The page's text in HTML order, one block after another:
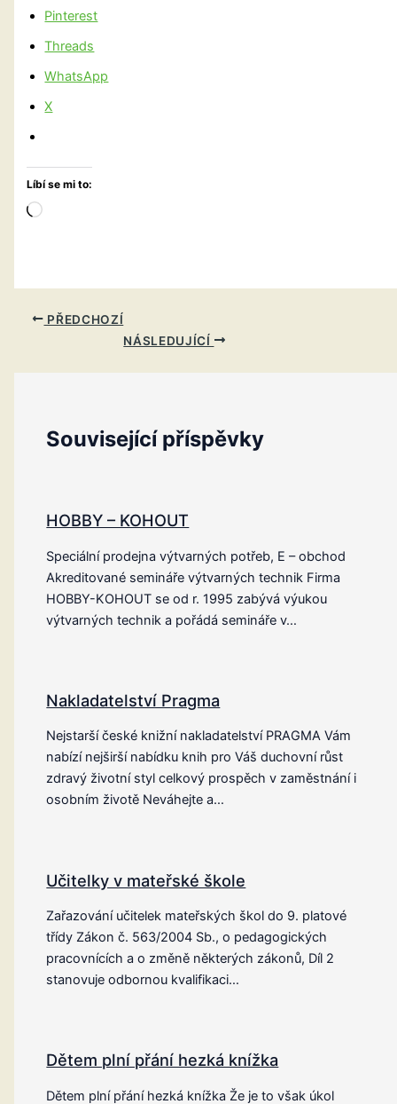
Pinterest
Threads
WhatsApp
X
Líbí se mi to:
Načítání…
PŘEDCHOZÍ
NÁSLEDUJÍCÍ
Související příspěvky
HOBBY – KOHOUT
Speciální prodejna výtvarných potřeb, E – obchod
Akreditované semináře výtvarných technik Firma
HOBBY-KOHOUT se od r. 1995 zabývá výukou
výtvarných technik a pořádá semináře v…
Nakladatelství Pragma
Nejstarší české knižní nakladatelství PRAGMA Vám
nabízí nejširší nabídku knih pro Váš duchovní růst
zdravý životní styl celkový prospěch v zaměstnání i
osobním životě Neváhejte a…
Učitelky v mateřské škole
Zařazování učitelek mateřských škol do 9. platové
třídy Zákon č. 563/2004 Sb., o pedagogických
pracovnících a o změně některých zákonů, Díl 2
stanovuje odbornou kvalifikaci…
Dětem plní přání hezká knížka
Dětem plní přání hezká knížka Že je to však úkol